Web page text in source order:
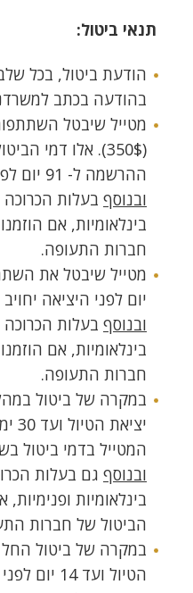
תנאי ביטול:
הודעת ביטול, בכל
בהודעה בכתב
מטייל שיבטל
(350$). אלו דמי
ההרשמה ל- 91 יום לפני תאריך היציאה לטיול
ובנוסף בעלות הכרוכה
בינלאומיות, אם
חברות התעופה.
יום לפני היציאה יחויב
ובנוסף בעלות הכרוכה
בינלאומיות, אם
חברות התעופה.
המטייל בדמי ביטול בשיעור 50%
ובנוסף גם בעלות
בינלאומיות
הביטול של חברות
הטיול ועד